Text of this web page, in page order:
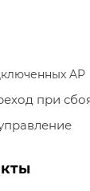
AP
при